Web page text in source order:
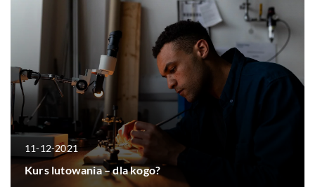
11-12-2021
Kurs lutowania – dla kogo?